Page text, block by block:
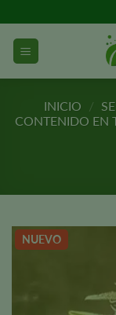
al
contenido
INICIO /
CONTENIDO EN
NUEVO